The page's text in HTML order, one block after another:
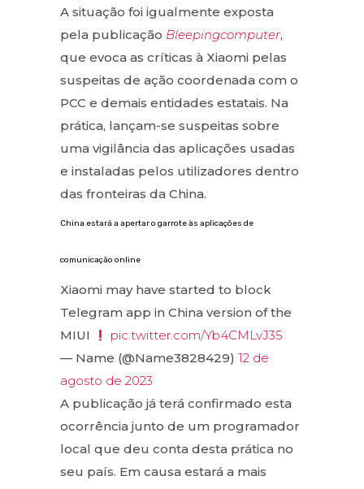
A situação foi igualmente exposta
pela publicação Bleepingcomputer,
que evoca as críticas à Xiaomi pelas
suspeitas de ação coordenada com o
PCC e demais entidades estatais. Na
prática, lançam-se suspeitas sobre
uma vigilância das aplicações usadas
e instaladas pelos utilizadores dentro
das fronteiras da China.
China estará a apertar o garrote às aplicações de
comunicação online
Xiaomi may have started to block
Telegram app in China version of the
MIUI
pic.twitter.com/Yb4CMLvJ35
— Name (@Name3828429) 12 de
agosto de 2023
A publicação já terá confirmado esta
ocorrência junto de um programador
local que deu conta desta prática no
seu país. Em causa estará a mais